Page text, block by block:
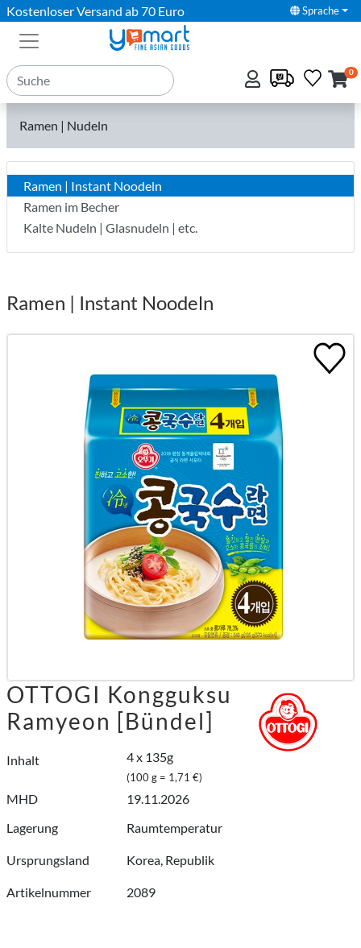
Kostenloser Versand ab 70 Euro Sprache
0
Ramen | Nudeln
Ramen | Instant Noodeln
Ramen im Becher
Kalte Nudeln | Glasnudeln | etc.
Ramen | Instant Noodeln
OTTOGI Kongguksu
Ramyeon [Bündel]
Inhalt 4 x 135g
(100 g = 1,71 €)
MHD
19.11.2026
Lagerung
Raumtemperatur
Ursprungsland Korea, Republik
Artikelnummer 2089